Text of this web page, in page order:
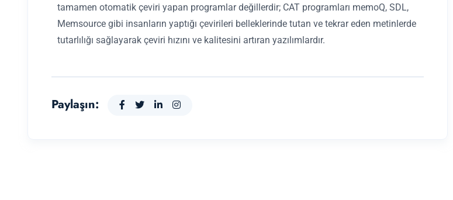
tamamen otomatik çeviri yapan programlar değillerdir; CAT programları memoQ, SDL,
Memsource gibi insanların yaptığı çevirileri belleklerinde tutan ve tekrar eden metinlerde
tutarlılığı sağlayarak çeviri hızını ve kalitesini artıran yazılımlardır.
Paylaşın: